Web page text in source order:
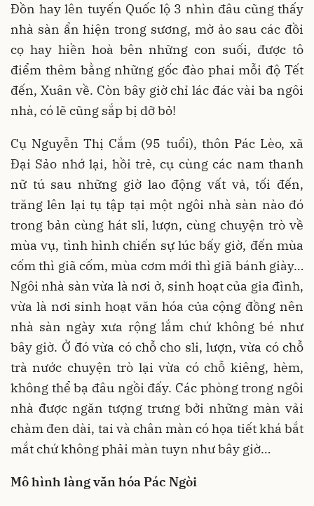
Đồn hay lên tuyến Quốc lộ 3 nhìn đâu cũng thấy
nhà sàn ẩn hiện trong sương, mờ ảo sau các đồi
cọ hay hiền hoà bên những con suối, được tô
điểm thêm bằng những gốc đào phai mỗi độ Tết
đến, Xuân về. Còn bây giờ chỉ lác đác vài ba ngôi
nhà, có lẽ cũng sắp bị dỡ bỏ!
Cụ Nguyễn Thị Cắm (95 tuổi), thôn Pác Lèo, xã
Đại Sảo nhớ lại, hồi trẻ, cụ cùng các nam thanh
nữ tú sau những giờ lao động vất vả, tối đến,
trăng lên lại tụ tập tại một ngôi nhà sàn nào đó
trong bản cùng hát sli, lượn, cùng chuyện trò về
mùa vụ, tình hình chiến sự lúc bấy giờ, đến mùa
cốm thì giã cốm, mùa cơm mới thì giã bánh giày…
Ngôi nhà sàn vừa là nơi ở, sinh hoạt của gia đình,
vừa là nơi sinh hoạt văn hóa của cộng đồng nên
nhà sàn ngày xưa rộng lắm chứ không bé như
bây giờ. Ở đó vừa có chỗ cho sli, lượn, vừa có chỗ
trà nước chuyện trò lại vừa có chỗ kiêng, hèm,
không thể bạ đâu ngồi đấy. Các phòng trong ngôi
nhà được ngăn tượng trưng bởi những màn vải
chàm đen dài, tai và chân màn có họa tiết khá bắt
mắt chứ không phải màn tuyn như bây giờ…
Mô hình làng văn hóa Pác Ngòi